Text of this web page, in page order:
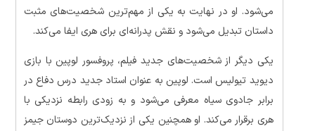
می‌شود. او در نهایت به یکی از مهم‌ترین شخصیت‌های مثبت
داستان تبدیل می‌شود و نقش پدرانه‌ای برای هری ایفا می‌کند.
یکی دیگر از شخصیت‌های جدید فیلم، پروفسور لوپین با بازی
دیوید تیولیس است. لوپین به عنوان استاد جدید درس دفاع در
برابر جادوی سیاه معرفی می‌شود و به زودی رابطه نزدیکی با
هری برقرار می‌کند. او همچنین یکی از نزدیک‌ترین دوستان جیمز